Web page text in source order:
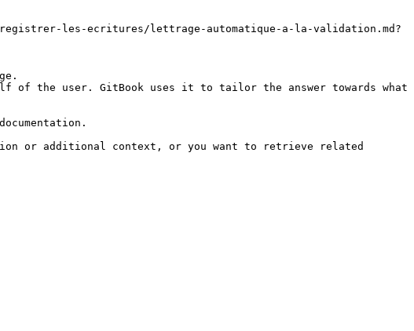
les-ecritures/lettrage-automatique-a-la-validation.md?
of the user. GitBook uses it to tailor the answer towards what
or additional context, or you want to retrieve related